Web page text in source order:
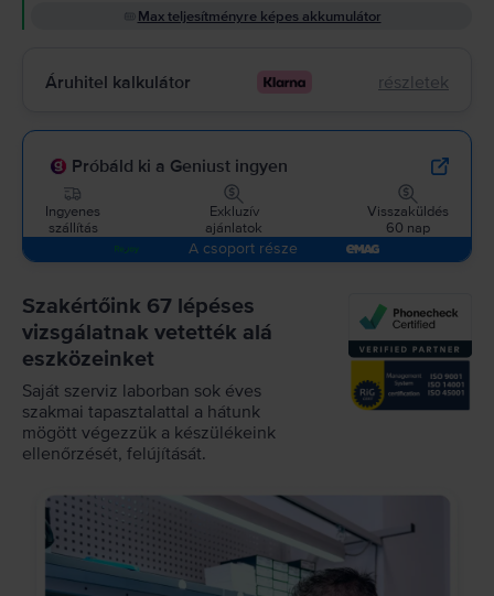
Max teljesítményre képes akkumulátor
Áruhitel kalkulátor részletek
Próbáld ki a Geniust ingyen
Ingyenes
szállítás
Exkluzív
ajánlatok
Visszaküldés
60 nap
A csoport része
Szakértőink 67 lépéses
vizsgálatnak vetették alá
eszközeinket
Saját szerviz laborban sok éves
szakmai tapasztalattal a hátunk
mögött végezzük a készülékeink
ellenőrzését, felújítását.